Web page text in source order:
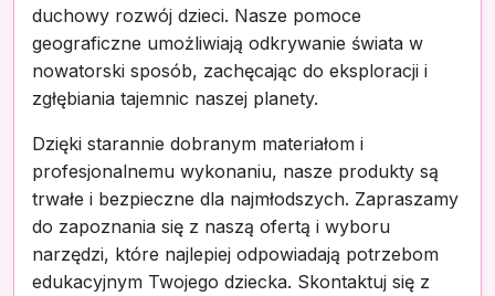
duchowy rozwój dzieci. Nasze pomoce
geograficzne umożliwiają odkrywanie świata w
nowatorski sposób, zachęcając do eksploracji i
zgłębiania tajemnic naszej planety.
Dzięki starannie dobranym materiałom i
profesjonalnemu wykonaniu, nasze produkty są
trwałe i bezpieczne dla najmłodszych. Zapraszamy
do zapoznania się z naszą ofertą i wyboru
narzędzi, które najlepiej odpowiadają potrzebom
edukacyjnym Twojego dziecka. Skontaktuj się z